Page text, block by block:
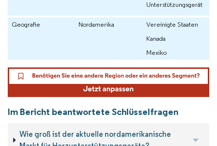
Unterstützungsgerät
Geografie Nordamerika
Vereinigte Staaten
Kanada
Mexiko
Im Bericht beantwortete Schlüsselfragen
Wie groß ist der aktuelle nordamerikanische